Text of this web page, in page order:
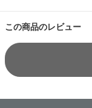
この商品のレビュー